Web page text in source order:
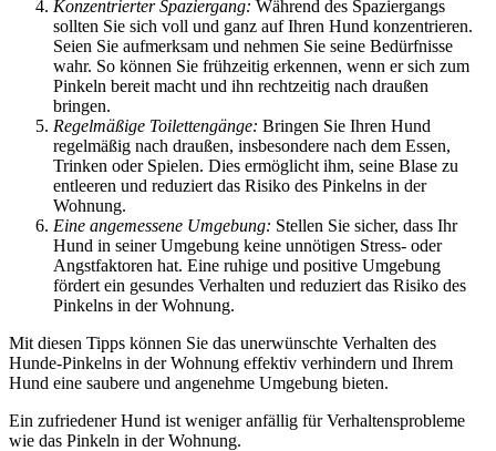
Konzentrierter Spaziergang: Während des Spaziergangs
sollten Sie sich voll und ganz auf Ihren Hund konzentrieren.
Seien Sie aufmerksam und nehmen Sie seine Bedürfnisse
wahr. So können Sie frühzeitig erkennen, wenn er sich zum
Pinkeln bereit macht und ihn rechtzeitig nach draußen
bringen.
Regelmäßige Toilettengänge: Bringen Sie Ihren Hund
regelmäßig nach draußen, insbesondere nach dem Essen,
Trinken oder Spielen. Dies ermöglicht ihm, seine Blase zu
entleeren und reduziert das Risiko des Pinkelns in der
Wohnung.
Eine angemessene Umgebung: Stellen Sie sicher, dass Ihr
Hund in seiner Umgebung keine unnötigen Stress- oder
Angstfaktoren hat. Eine ruhige und positive Umgebung
fördert ein gesundes Verhalten und reduziert das Risiko des
Pinkelns in der Wohnung.
Mit diesen Tipps können Sie das unerwünschte Verhalten des
Hunde-Pinkelns in der Wohnung effektiv verhindern und Ihrem
Hund eine saubere und angenehme Umgebung bieten.
Ein zufriedener Hund ist weniger anfällig für Verhaltensprobleme
wie das Pinkeln in der Wohnung.